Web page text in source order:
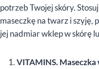
potrzeb Twojej skóry.
maseczkę na twarz i szyję,
jej nadmiar wklep w skórę
VITAMINS.